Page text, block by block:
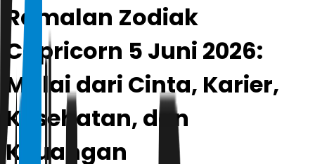
Ramalan Zodiak
Capricorn 5 Juni 2026:
Mulai dari Cinta, Karier,
Kesehatan, dan
Keuangan